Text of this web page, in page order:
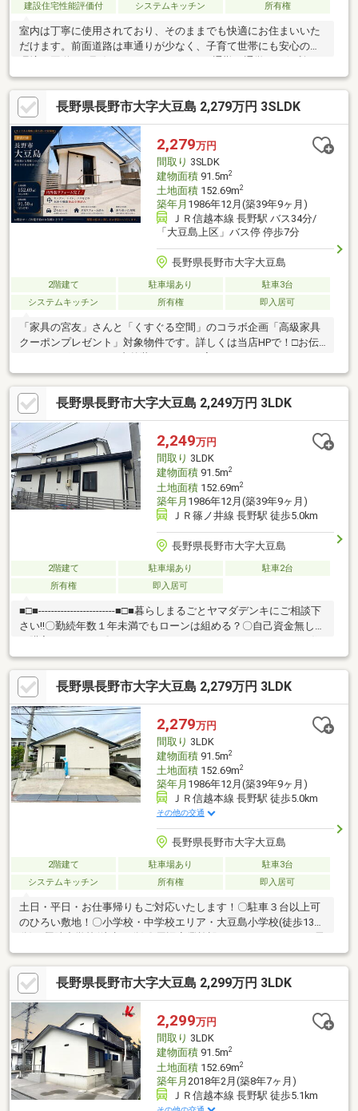
建設住宅性能評価付
システムキッチン 所有権
室内は丁寧に使用されており、そのままでも快適にお住まいいた
だけます。前面道路は車通りが少なく、子育て世帯にも安心の住
立地です。2面採光のリビングは日中も明るく、心地よい空間。ペ
ットと暮らすご夫婦や、多頭飼いを楽しむお一人暮らしの方にも
おすすめの広さです。浴室はゆとりある1坪タイプで、お子様との
バスタイムものびのび楽しめます。太陽光パネル搭載で、毎月の
光熱費を抑えやすいのもうれしいポイントです。・浸水想定区域
0.5～3.0m/駐車場2台可/太陽光パネル搭載/蓄電池有り○古牧小学
校・三陽中学校エリア
長野県長野市大字大豆島 2,279万円 3SLDK
2,279万円
間取り 3SLDK
建物面積91.5m2
土地面積152.69m2
築年月 1986年12月(築39年9ヶ月)
ＪＲ信越本線 長野駅 バス34分/
「大豆島上区」バス停 停歩7分
長野県長野市大字大豆島
2階建て 駐車場あり
駐車3台
システムキッチン
所有権 即入居可
「家具の宮友」さんと「くすぐる空間」のコラボ企画「高級家具
クーポンプレゼント」対象物件です。詳しくは当店HPで！□お伝
ン・トイレ・バスなど水回り機器も新品交換済▼デリシア・コン
ビニなど商業施設ありでお買物◎▼オール電化で安全に▼駐車ス
ペースは3台可能▼構造上主要な部分2年保証▼シロアリ防除工事
施工後5年間保証も▼南面のバルコニーで洗濯物も楽々▼即入居
可。ご見学承ります♪【株式会社くすぐる空間】 （営業時間
9：00～18：00 定休：水曜日） 【フリーダイヤル 0120-217-
437】
長野県長野市大字大豆島 2,249万円 3LDK
2,249万円
間取り 3LDK
建物面積91.5m2
土地面積152.69m2
築年月 1986年12月(築39年9ヶ月)
ＪＲ篠ノ井線 長野駅 徒歩5.0km
長野県長野市大字大豆島
2階建て 駐車場あり
駐車2台
所有権
即入居可
■□■------------------------■□■暮らしまるごとヤマダデンキにご相談下
さい!!〇勤続年数１年未満でもローンは組める？〇自己資金無しで
宅購入できる？■家具・家電・インテリアなど住む為の準備もお
手伝い♪暮らしまるごとサポートさせて頂きます!!■□■------------------
------■□■長野県長野市大字大豆島 2,279万円 3LDK
2,279万円
間取り 3LDK
建物面積91.5m2
土地面積152.69m2
築年月 1986年12月(築39年9ヶ月)
ＪＲ信越本線 長野駅 徒歩5.0km
その他の交通
長野県長野市大字大豆島
2階建て 駐車場あり
駐車3台
システムキッチン
所有権 即入居可
土日・平日・お仕事帰りもご対応いたします！〇駐車３台以上可
のひろい敷地！〇小学校・中学校エリア・大豆島小学校(徒歩13
野大豆島店(徒歩8分)・アメリカンドラッグ 大豆島店(徒歩14分)・
デリシア大豆島店(徒歩9分)○●ONETEAM不動産なら資金計画から
サポート●〇 ローンに不安事ございませんか？・ローンについ
てわからない・車のローンがある・他社で審査に落ちてしまっ
た などページ下部の支払い例もチェック！弊社はお客様に合っ
たローンのご提案いたします♪
長野県長野市大字大豆島 2,299万円 3LDK
2,299万円
間取り 3LDK
建物面積91.5m2
土地面積152.69m2
築年月 2018年2月(築8年7ヶ月)
ＪＲ信越本線 長野駅 徒歩5.1km